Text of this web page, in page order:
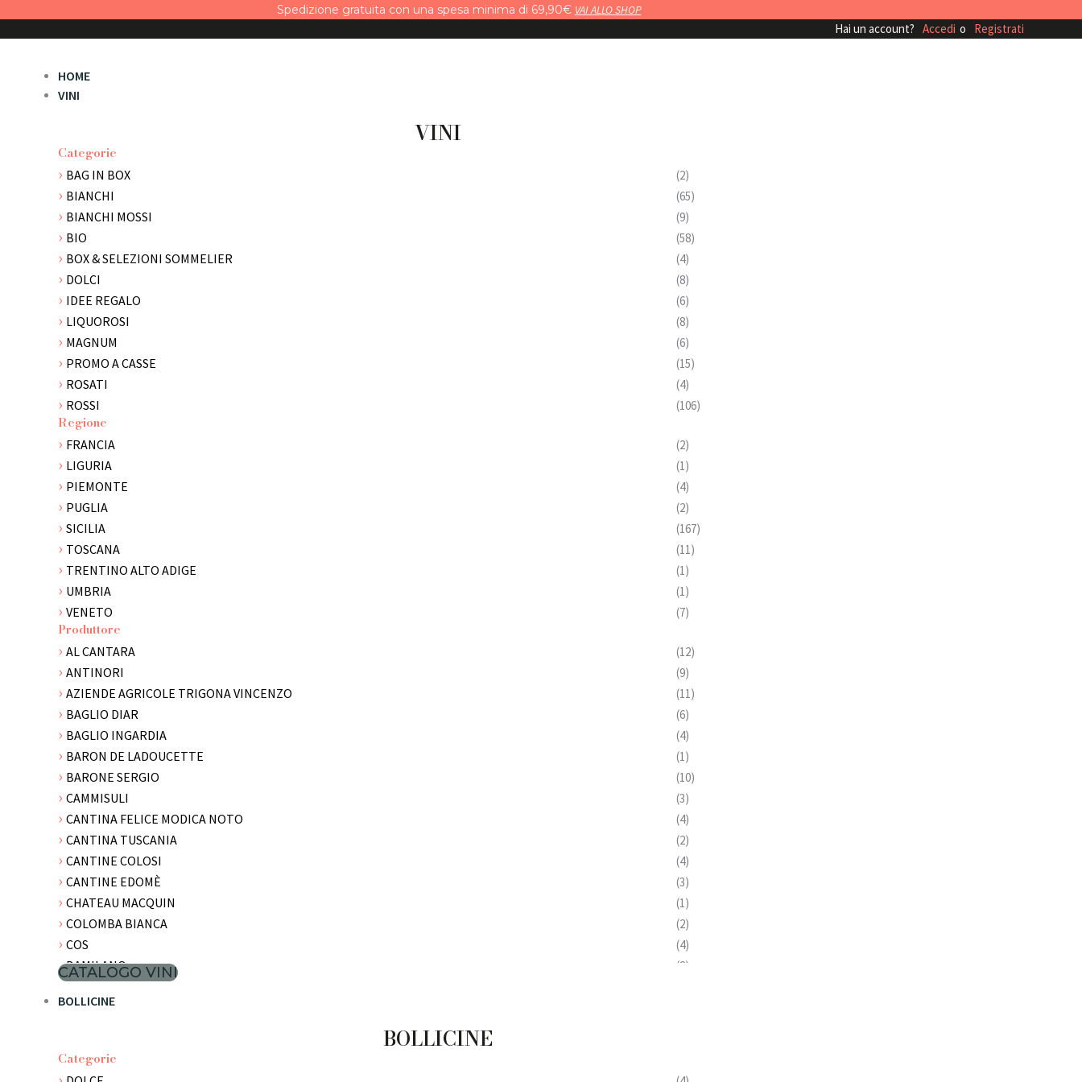
Spedizione gratuita con una spesa minima di 69,90€ VAI ALLO SHOP
Hai un account? Accedi o Registrati
HOME
VINI
VINI
Categorie
BAG IN BOX (2)
BIANCHI (65)
BIANCHI MOSSI (9)
BIO (58)
BOX & SELEZIONI SOMMELIER (4)
DOLCI (8)
IDEE REGALO (6)
LIQUOROSI (8)
MAGNUM (6)
PROMO A CASSE (15)
ROSATI (4)
ROSSI (106)
Regione
FRANCIA (2)
LIGURIA (1)
PIEMONTE (4)
PUGLIA (2)
SICILIA (167)
TOSCANA (11)
TRENTINO ALTO ADIGE (1)
UMBRIA (1)
VENETO (7)
Produttore
AL CANTARA (12)
ANTINORI (9)
AZIENDE AGRICOLE TRIGONA VINCENZO (11)
BAGLIO DIAR (6)
BAGLIO INGARDIA (4)
BARON DE LADOUCETTE (1)
BARONE SERGIO (10)
CAMMISULI (3)
CANTINA FELICE MODICA NOTO (4)
CANTINA TUSCANIA (2)
CANTINE COLOSI (4)
CANTINE EDOMÈ (3)
CHATEAU MACQUIN (1)
COLOMBA BIANCA (2)
COS (4)
DAMILANO (2)
DE BARTOLI
DONNAFUGATA
FAZIO
CATALOGO VINI
BOLLICINE
BOLLICINE
Categorie